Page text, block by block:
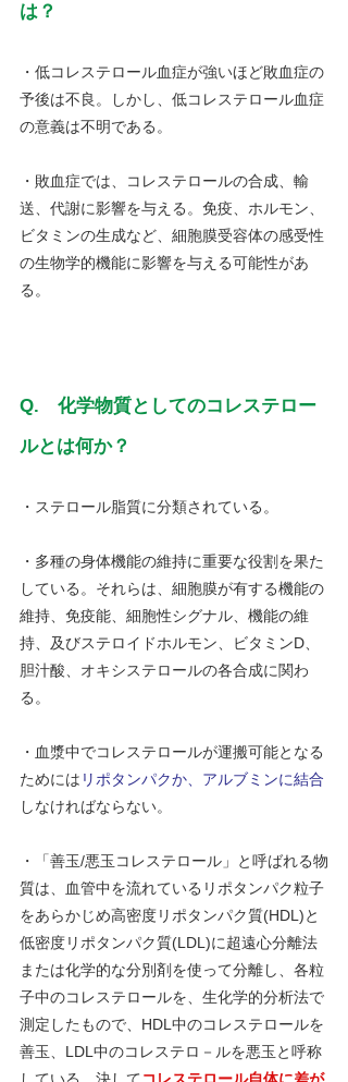
は？
・低コレステロール血症が強いほど敗血症の
予後は不良。しかし、低コレステロール血症
の意義は不明である。
・敗血症では、コレステロールの合成、輸
送、代謝に影響を与える。免疫、ホルモン、
ビタミンの生成など、細胞膜受容体の感受性
の生物学的機能に影響を与える可能性があ
る。
Q.　化学物質としてのコレステロー
ルとは何か？
・ステロール脂質に分類されている。
・多種の身体機能の維持に重要な役割を果た
している。それらは、細胞膜が有する機能の
維持、免疫能、細胞性シグナル、機能の維
持、及びステロイドホルモン、ビタミンD、
胆汁酸、オキシステロールの各合成に関わ
る。
・血漿中でコレステロールが運搬可能となる
ためには リポタンパクか、アルブミンに結合
しなければならない。
・「善玉/悪玉コレステロール」と呼ばれる物
質は、血管中を流れているリポタンパク粒子
をあらかじめ高密度リポタンパク質(HDL)と
低密度リポタンパク質(LDL)に超遠心分離法
または化学的な分別剤を使って分離し、各粒
子中のコレステロールを、生化学的分析法で
測定したもので、HDL中のコレステロールを
善玉、LDL中のコレステロ－ルを悪玉と呼称